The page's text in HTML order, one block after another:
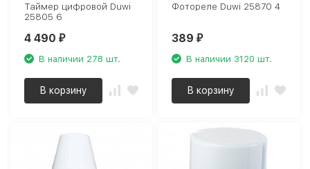
Таймер цифровой Duwi
25805 6
4 490₽
В наличии 278 шт.
В корзину
Фотореле Duwi 25870 4
389₽
В наличии 3120 шт.
В корзину